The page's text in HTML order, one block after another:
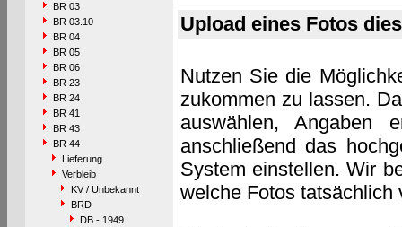
BR 03
BR 03.10
BR 04
BR 05
BR 06
BR 23
BR 24
BR 41
BR 43
BR 44
Lieferung
Verbleib
KV / Unbekannt
BRD
DB - 1949
Upload eines Fotos
Nutzen Sie die
zukommen zu lassen.
auswählen, Angaben
anschließend das
System einstellen. Wir
welche Fotos tatsächlich